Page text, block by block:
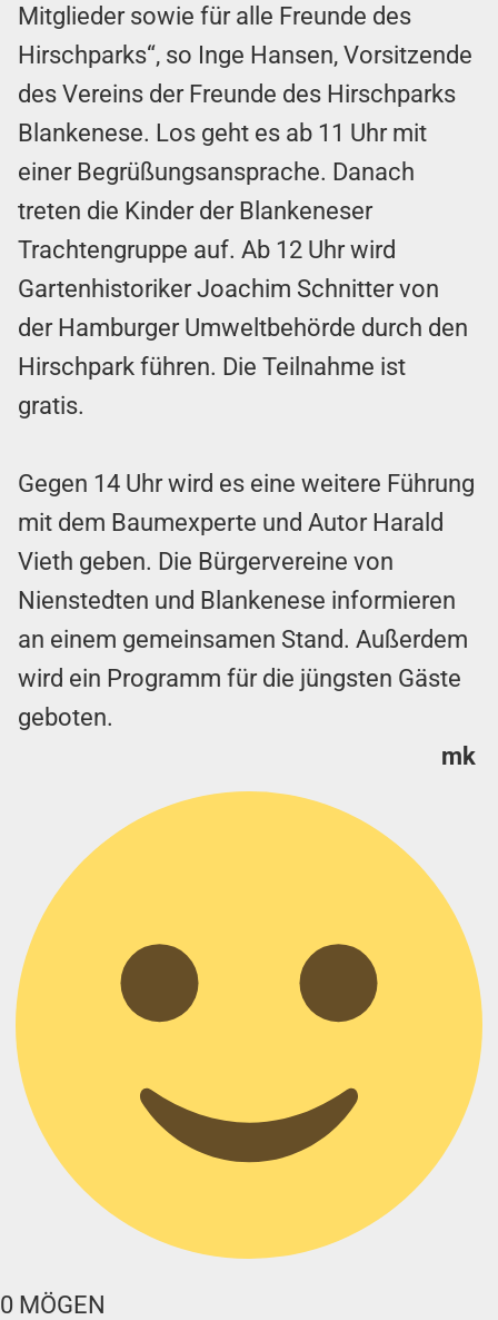
Mitglieder sowie für alle Freunde des
Hirschparks“, so Inge Hansen, Vorsitzende
des Vereins der Freunde des Hirschparks
Blankenese. Los geht es ab 11 Uhr mit
einer Begrüßungsansprache. Danach
treten die Kinder der Blankeneser
Trachtengruppe auf. Ab 12 Uhr wird
Gartenhistoriker Joachim Schnitter von
der Hamburger Umweltbehörde durch den
Hirschpark führen. Die Teilnahme ist
gratis.
Gegen 14 Uhr wird es eine weitere Führung
mit dem Baumexperte und Autor Harald
Vieth geben. Die Bürgervereine von
Nienstedten und Blankenese informieren
an einem gemeinsamen Stand. Außerdem
wird ein Programm für die jüngsten Gäste
geboten.
mk
0 MÖGEN